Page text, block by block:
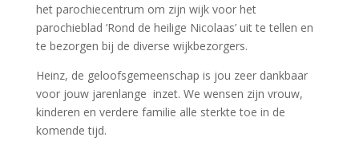
het parochiecentrum om zijn wijk voor het
parochieblad ‘Rond de heilige Nicolaas’ uit te tellen en
te bezorgen bij de diverse wijkbezorgers.
Heinz, de geloofsgemeenschap is jou zeer dankbaar
voor jouw jarenlange inzet. We wensen zijn vrouw,
kinderen en verdere familie alle sterkte toe in de
komende tijd.